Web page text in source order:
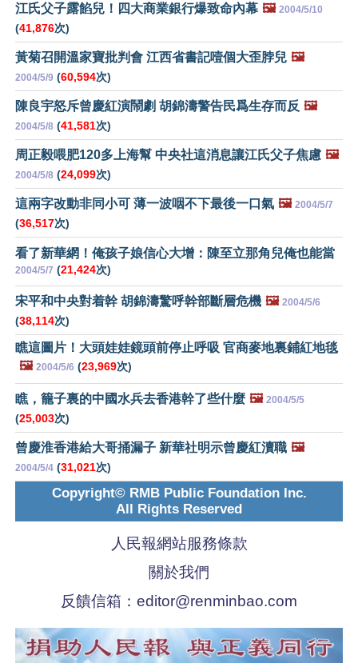
江氏父子露餡兒！四大商業銀行爆致命內幕 🖼️ 2004/5/10
(41,876次)
黃菊召開溫家寶批判會 江西省書記噎個大歪脖兒 🖼️
2004/5/9 (60,594次)
陳良宇怒斥曾慶紅演鬧劇 胡錦濤警告民爲生存而反 🖼️
2004/5/8 (41,581次)
周正毅喂肥120多上海幫 中央社這消息讓江氏父子焦慮 🖼️
2004/5/8 (24,099次)
這兩字改動非同小可 薄一波咽不下最後一口氣 🖼️ 2004/5/7
(36,517次)
看了新華網！俺孩子娘信心大增：陳至立那角兒俺也能當
2004/5/7 (21,424次)
宋平和中央對着幹 胡錦濤驚呼幹部斷層危機 🖼️ 2004/5/6
(38,114次)
瞧這圖片！大頭娃娃鏡頭前停止呼吸 官商麥地裏鋪紅地毯
🖼️ 2004/5/6 (23,969次)
瞧，籠子裏的中國水兵去香港幹了些什麼 🖼️ 2004/5/5
(25,003次)
曾慶淮香港給大哥捅漏子 新華社明示曾慶紅瀆職 🖼️
2004/5/4 (31,021次)
Copyright© RMB Public Foundation Inc.
All Rights Reserved
人民報網站服務條款
關於我們
反饋信箱： editor@renminbao.com